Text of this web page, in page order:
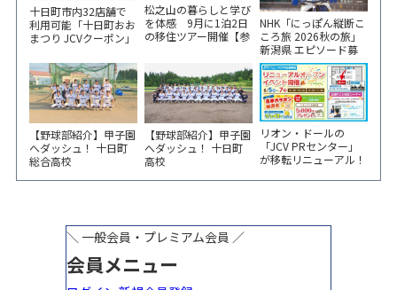
十日町市内32店舗で
利用可能「十日町おお
まつり JCVクーポン」
い！
松之山の暮らしと学び
を体感 9月に1泊2日
の移住ツアー開催【参
NHK「にっぽん縦断こ
ころ旅 2026秋の旅」
新潟県 エピソード募
集中！
【野球部紹介】甲子園
へダッシュ！ 十日町
総合高校
【野球部紹介】甲子園
へダッシュ！ 十日町
高校
リオン・ドールの
「JCV PRセンター」
が移転リニューアル！
ベント開催